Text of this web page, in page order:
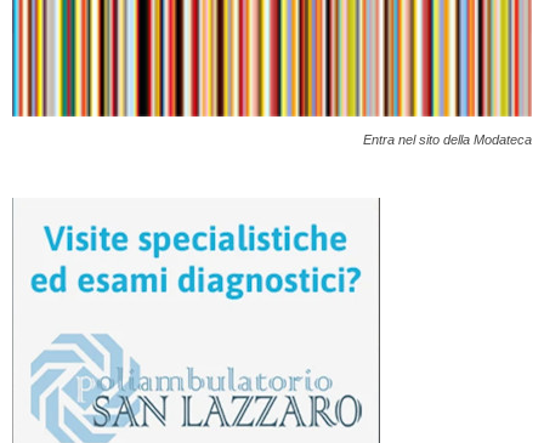
Entra nel sito della Modateca